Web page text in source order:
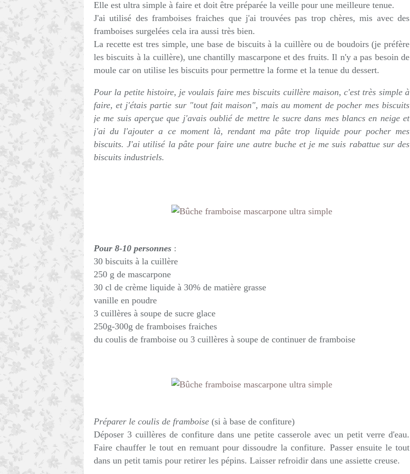
Elle est ultra simple à faire et doit être préparée la veille pour une meilleure tenue.
J'ai utilisé des framboises fraiches que j'ai trouvées pas trop chères, mis avec des
framboises surgelées cela ira aussi très bien.
La recette est tres simple, une base de biscuits à la cuillère ou de boudoirs (je préfère
les biscuits à la cuillère), une chantilly mascarpone et des fruits. Il n'y a pas besoin de
moule car on utilise les biscuits pour permettre la forme et la tenue du dessert.
Pour la petite histoire, je voulais faire mes biscuits cuillère maison, c'est très simple à
faire, et j'étais partie sur "tout fait maison", mais au moment de pocher mes biscuits
je me suis aperçue que j'avais oublié de mettre le sucre dans mes blancs en neige et
j'ai du l'ajouter a ce moment là, rendant ma pâte trop liquide pour pocher mes
biscuits. J'ai utilisé la pâte pour faire une autre buche et je me suis rabattue sur des
biscuits industriels.
Pour 8-10 personnes :
30 biscuits à la cuillère
250 g de mascarpone
30 cl de crème liquide à 30% de matière grasse
vanille en poudre
3 cuillères à soupe de sucre glace
250g-300g de framboises fraiches
du coulis de framboise ou 3 cuillères à soupe de continuer de framboise
Préparer le coulis de framboise (si à base de confiture)
Déposer 3 cuillères de confiture dans une petite casserole avec un petit verre d'eau.
Faire chauffer le tout en remuant pour dissoudre la confiture. Passer ensuite le tout
dans un petit tamis pour retirer les pépins. Laisser refroidir dans une assiette creuse.